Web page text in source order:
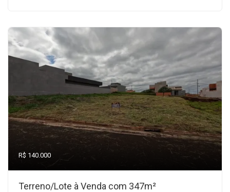
R$ 140.000
Terreno/Lote à Venda com 347m²